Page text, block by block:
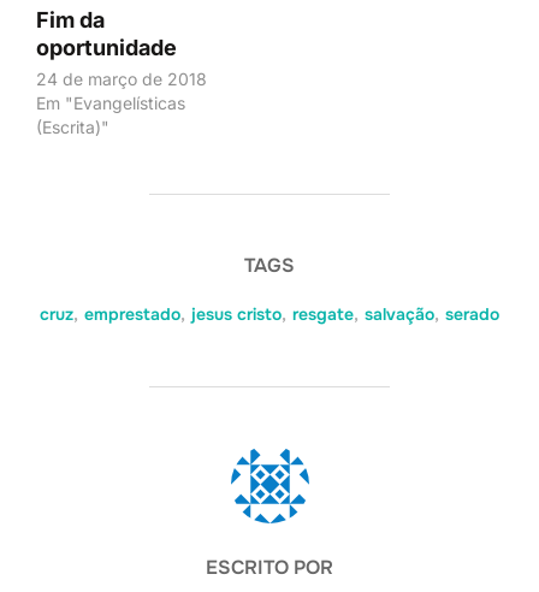
Fim da
oportunidade
24 de março de 2018
Em "Evangelísticas
(Escrita)"
TAGS
cruz, emprestado, jesus cristo, resgate, salvação, serado
AUTOR DO POST
ESCRITO POR